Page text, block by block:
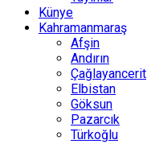
Künye
Kahramanmaraş
Afşin
Andırın
Çağlayancerit
Elbistan
Göksun
Pazarcık
Türkoğlu